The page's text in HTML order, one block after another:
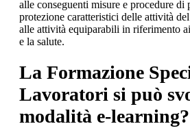
alle conseguenti misure e procedure di
protezione caratteristici delle attività
alle attività equiparabili in riferimento
e la salute.
La Formazione
Lavoratori si può
modalità e-learning?